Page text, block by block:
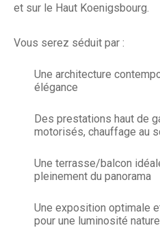
et sur le Haut Koenigsbourg.
Vous serez séduit par :
Une architecture
élégance
Des prestations haut de
motorisés, chauffage au
Une terrasse/balcon
pleinement du panorama
Une exposition optimale
pour une luminosité